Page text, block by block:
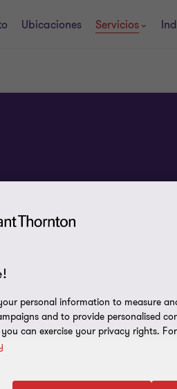
Ubicaciones Servicios
personal information to measure
and to provide personalised
can exercise your privacy rights.